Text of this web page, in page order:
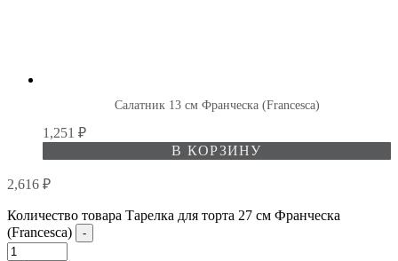
Салатник 13 см Франческа (Francesca)
1,251 ₽
В КОРЗИНУ
2,616 ₽
Количество товара Тарелка для торта 27 см Франческа
(Francesca)
-